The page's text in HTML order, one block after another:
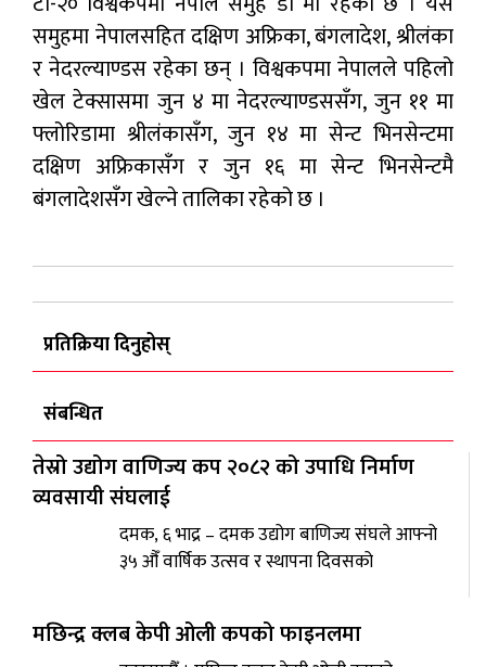
समुहमा नेपालसहित दक्षिण अफ्रिका, बंगलादेश, श्रीलंका
र नेदरल्याण्डस रहेका छन् । विश्वकपमा नेपालले पहिलो
खेल टेक्सासमा जुन ४ मा नेदरल्याण्डससँग, जुन ११ मा
फ्लोरिडामा श्रीलंकासँग, जुन १४ मा सेन्ट भिनसेन्टमा
दक्षिण अफ्रिकासँग र जुन १६ मा सेन्ट भिनसेन्टमै
बंगलादेशसँग खेल्ने तालिका रहेको छ ।
प्रतिक्रिया दिनुहोस्
संबन्धित
तेस्रो उद्योग वाणिज्य कप २०८२ को उपाधि निर्माण
व्यवसायी संघलाई
दमक, ६ भाद्र – दमक उद्योग बाणिज्य संघले आफ्नो
३५ औँ वार्षिक उत्सव र स्थापना दिवसको
मछिन्द्र क्लब केपी ओली कपको फाइनलमा